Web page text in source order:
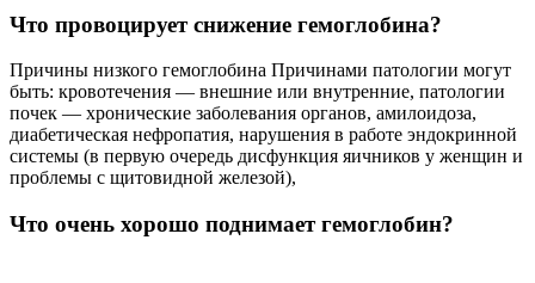
Что провоцирует снижение гемоглобина?
Причины низкого гемоглобина Причинами патологии могут
быть: кровотечения — внешние или внутренние, патологии
почек — хронические заболевания органов, амилоидоза,
диабетическая нефропатия, нарушения в работе эндокринной
системы (в первую очередь дисфункция яичников у женщин и
проблемы с щитовидной железой),
Что очень хорошо поднимает гемоглобин?